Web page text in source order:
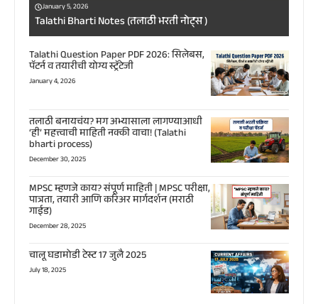
January 5, 2026
Talathi Bharti Notes (तलाठी भरती नोट्स )
Talathi Question Paper PDF 2026: सिलेबस,
पॅटर्न व तयारीची योग्य स्ट्रॅटेजी
January 4, 2026
तलाठी बनायचंय? मग अभ्यासाला लागण्याआधी
‘ही’ महत्त्वाची माहिती नक्की वाचा! (Talathi
bharti process)
December 30, 2025
MPSC म्हणजे काय? संपूर्ण माहिती | MPSC परीक्षा,
पात्रता, तयारी आणि करिअर मार्गदर्शन (मराठी
गाईड)
December 28, 2025
चालू घडामोडी टेस्ट 17 जुलै 2025
July 18, 2025